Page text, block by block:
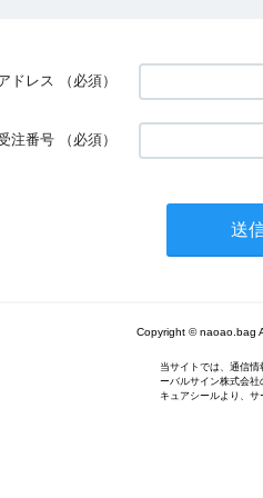
ドレス （必須）
注番号 （必須）
Copyright © naoao.bag
当サイトでは、通信
ーバルサイン株式会
キュアシールより、サ